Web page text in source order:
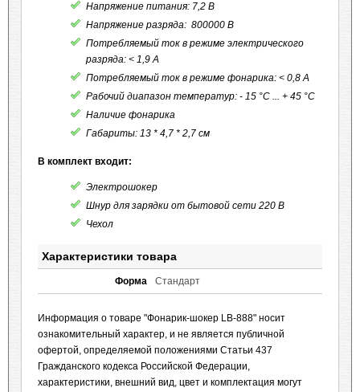
Напряжение питания: 7,2 В
Напряжение разряда: 800000 В
Потребляемый ток в режиме электрического
разряда: < 1,9 А
Потребляемый ток в режиме фонарика: < 0,8 А
Рабочий диапазон температур: - 15 °С ... + 45 °С
Наличие фонарика
Габариты: 13 * 4,7 * 2,7 см
В комплект входит:
Электрошокер
Шнур для зарядки от бытовой сети 220 В
Чехол
Характеристики товара
Форма Стандарт
Информация о товаре "Фонарик-шокер LB-888" носит
ознакомительный характер, и не является публичной
офертой, определяемой положениями Статьи 437
Гражданского кодекса Российской Федерации,
характеристики, внешний вид, цвет и комплектация могут